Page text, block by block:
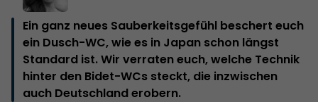
Ein ganz neues Sauberkeitsgefühl beschert euch
ein Dusch-WC, wie es in Japan schon längst
Standard ist. Wir verraten euch, welche Technik
hinter den Bidet-WCs steckt, die inzwischen
auch Deutschland erobern.